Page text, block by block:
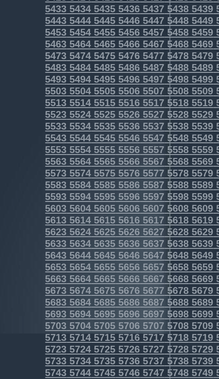
5433 5434 5435 5436 5437 5438 5439
5443 5444 5445 5446 5447 5448 5449
5453 5454 5455 5456 5457 5458 5459
5463 5464 5465 5466 5467 5468 5469
5473 5474 5475 5476 5477 5478 5479
5483 5484 5485 5486 5487 5488 5489
5493 5494 5495 5496 5497 5498 5499
5503 5504 5505 5506 5507 5508 5509
5513 5514 5515 5516 5517 5518 5519
5523 5524 5525 5526 5527 5528 5529
5533 5534 5535 5536 5537 5538 5539
5543 5544 5545 5546 5547 5548 5549
5553 5554 5555 5556 5557 5558 5559
5563 5564 5565 5566 5567 5568 5569
5573 5574 5575 5576 5577 5578 5579
5583 5584 5585 5586 5587 5588 5589
5593 5594 5595 5596 5597 5598 5599
5603 5604 5605 5606 5607 5608 5609
5613 5614 5615 5616 5617 5618 5619
5623 5624 5625 5626 5627 5628 5629
5633 5634 5635 5636 5637 5638 5639
5643 5644 5645 5646 5647 5648 5649
5653 5654 5655 5656 5657 5658 5659
5663 5664 5665 5666 5667 5668 5669
5673 5674 5675 5676 5677 5678 5679
5683 5684 5685 5686 5687 5688 5689
5693 5694 5695 5696 5697 5698 5699
5703 5704 5705 5706 5707 5708 5709
5713 5714 571557165717 5718 5719
5723 5724 5725 5726 5727 5728 5729
5733 5734 5735 5736 5737 5738 5739
5743 5744 5745 5746 5747 5748 5749